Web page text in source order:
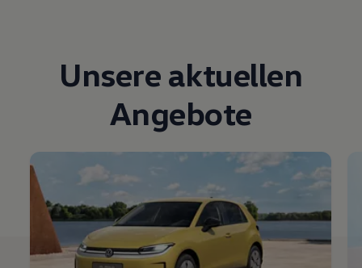
Unsere aktuellen
Angebote